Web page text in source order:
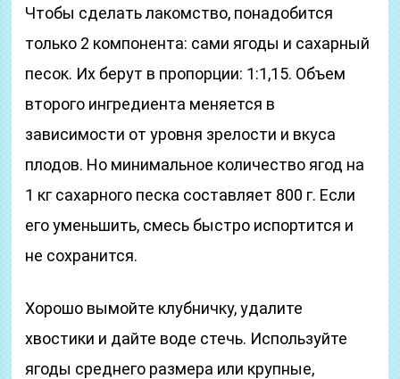
Чтобы сделать лакомство, понадобится
только 2 компонента: сами ягоды и сахарный
песок. Их берут в пропорции: 1:1,15. Объем
второго ингредиента меняется в
зависимости от уровня зрелости и вкуса
плодов. Но минимальное количество ягод на
1 кг сахарного песка составляет 800 г. Если
его уменьшить, смесь быстро испортится и
не сохранится.
Хорошо вымойте клубничку, удалите
хвостики и дайте воде стечь. Используйте
ягоды среднего размера или крупные,